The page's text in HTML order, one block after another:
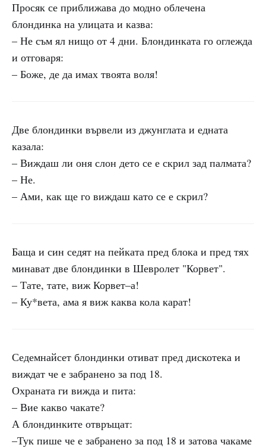
Просяк се приближава до модно облечена
блондинка на улицата и казва:
– Не съм ял нищо от 4 дни. Блондинката го оглежда
и отговаря:
– Боже, де да имах твоята воля!
Две блондинки вървели из джунглата и едната
казала:
– Виждаш ли оня слон дето се е скрил зад палмата?
– Не.
– Ами, как ще го виждаш като се е скрил?
Баща и син седят на пейката пред блока и пред тях
минават две блондинки в Шевролет "Корвет".
– Тате, тате, виж Корвет–а!
– Ку*вета, ама я виж каква кола карат!
Седемнайсет блондинки отиват пред дискотека и
виждат че е забранено за под 18.
Охраната ги вижда и пита:
– Вие какво чакате?
А блондинките отвръщат:
–Тук пише че е забранено за под 18 и затова чакаме